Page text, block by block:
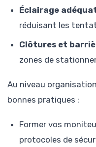
Éclairage
réduisant les
Clôtures et
zones de
Au niveau
bonnes pratiques :
Former vos
protocoles de